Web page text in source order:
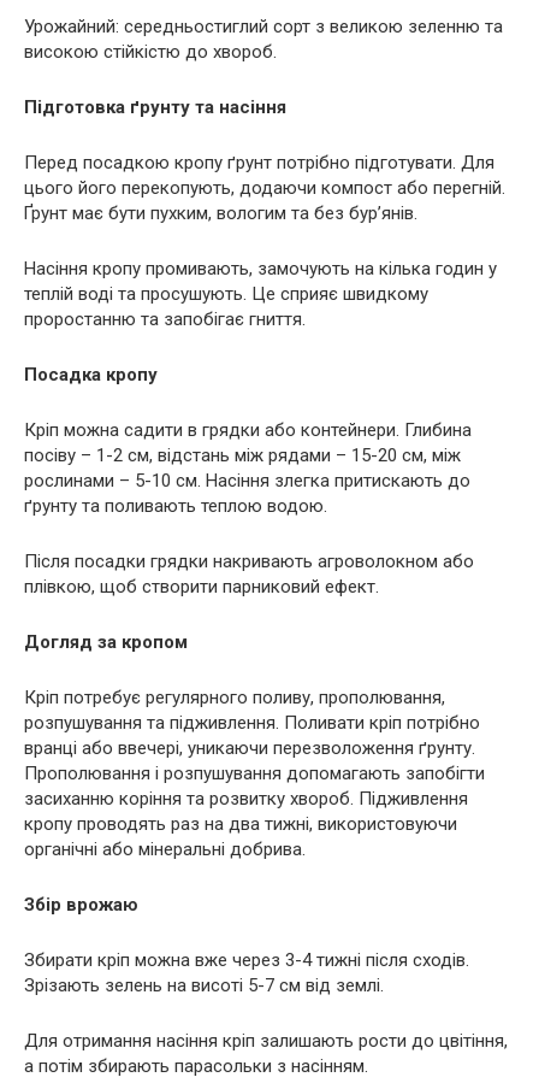
Урожайний: середньостиглий сорт з великою зеленню та
високою стійкістю до хвороб.
Підготовка ґрунту та насіння
Перед посадкою кропу ґрунт потрібно підготувати. Для
цього його перекопують, додаючи компост або перегній.
Ґрунт має бути пухким, вологим та без бур’янів.
Насіння кропу промивають, замочують на кілька годин у
теплій воді та просушують. Це сприяє швидкому
проростанню та запобігає гниття.
Посадка кропу
Кріп можна садити в грядки або контейнери. Глибина
посіву – 1-2 см, відстань між рядами – 15-20 см, між
рослинами – 5-10 см. Насіння злегка притискають до
ґрунту та поливають теплою водою.
Після посадки грядки накривають агроволокном або
плівкою, щоб створити парниковий ефект.
Догляд за кропом
Кріп потребує регулярного поливу, прополювання,
розпушування та підживлення. Поливати кріп потрібно
вранці або ввечері, уникаючи перезволоження ґрунту.
Прополювання і розпушування допомагають запобігти
засиханню коріння та розвитку хвороб. Підживлення
кропу проводять раз на два тижні, використовуючи
органічні або мінеральні добрива.
Збір врожаю
Збирати кріп можна вже через 3-4 тижні після сходів.
Зрізають зелень на висоті 5-7 см від землі.
Для отримання насіння кріп залишають рости до цвітіння,
а потім збирають парасольки з насінням.